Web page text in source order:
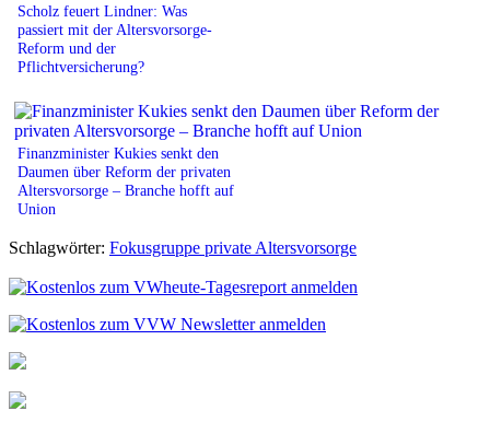
Scholz feuert Lindner: Was
passiert mit der Altersvorsorge-
Reform und der
Pflichtversicherung?
Finanzminister Kukies senkt den
Daumen über Reform der privaten
Altersvorsorge – Branche hofft auf
Union
Schlagwörter: Fokusgruppe private Altersvorsorge